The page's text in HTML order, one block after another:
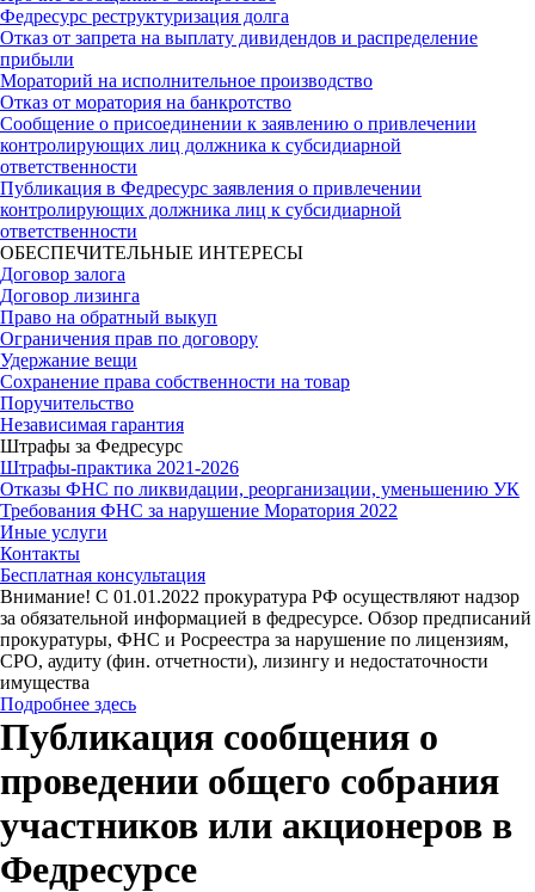
Федресурс реструктуризация долга
Отказ от запрета на выплату дивидендов и распределение
прибыли
Мораторий на исполнительное производство
Отказ от моратория на банкротство
Сообщение о присоединении к заявлению о привлечении
контролирующих лиц должника к субсидиарной
ответственности
Публикация в Федресурс заявления о привлечении
контролирующих должника лиц к субсидиарной
ответственности
ОБЕСПЕЧИТЕЛЬНЫЕ ИНТЕРЕСЫ
Договор залога
Договор лизинга
Право на обратный выкуп
Ограничения прав по договору
Удержание вещи
Сохранение права собственности на товар
Поручительство
Независимая гарантия
Штрафы за Федресурс
Штрафы-практика 2021-2026
Отказы ФНС по ликвидации, реорганизации, уменьшению УК
Требования ФНС за нарушение Моратория 2022
Иные услуги
Контакты
Бесплатная консультация
Внимание! С 01.01.2022 прокуратура РФ осуществляют надзор
за обязательной информацией в федресурсе. Обзор предписаний
прокуратуры, ФНС и Росреестра за нарушение по лицензиям,
СРО, аудиту (фин. отчетности), лизингу и недостаточности
имущества
Подробнее здесь
Публикация сообщения о
проведении общего собрания
участников или акционеров в
Федресурсе